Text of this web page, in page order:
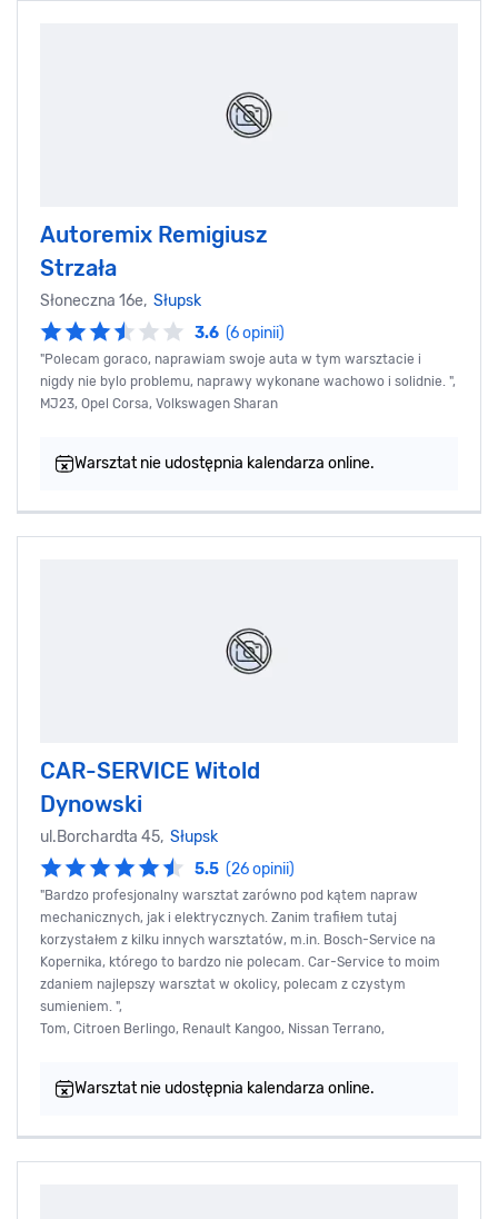
Autoremix Remigiusz
Strzała
Słoneczna 16e, Słupsk
3.6 (6 opinii)
"Polecam goraco, naprawiam swoje auta w tym warsztacie i
nigdy nie bylo problemu, naprawy wykonane wachowo i solidnie. ",
MJ23, Opel Corsa, Volkswagen Sharan
Warsztat nie udostępnia kalendarza online.
CAR-SERVICE Witold
Dynowski
ul.Borchardta 45, Słupsk
5.5 (26 opinii)
"Bardzo profesjonalny warsztat zarówno pod kątem napraw
mechanicznych, jak i elektrycznych. Zanim trafiłem tutaj
korzystałem z kilku innych warsztatów, m.in. Bosch-Service na
Kopernika, którego to bardzo nie polecam. Car-Service to moim
zdaniem najlepszy warsztat w okolicy, polecam z czystym
sumieniem. ",
Tom, Citroen Berlingo, Renault Kangoo, Nissan Terrano,
Warsztat nie udostępnia kalendarza online.